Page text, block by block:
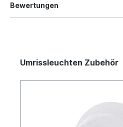
Bewertungen
Umrissleuchten Zubehör